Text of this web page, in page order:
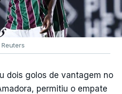
Reuters
dois golos de vantagem no
permitiu o empate